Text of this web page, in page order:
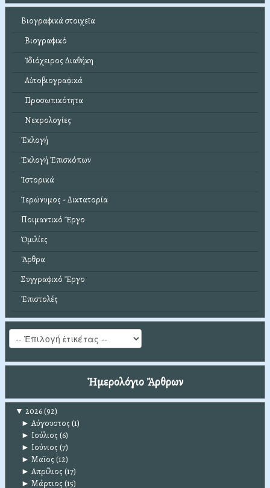
Βιογραφικά στοιχεῖα
Βιογραφικό
Ἰδιόχειρος Διαθήκη
Αὐτοβιογραφικά
Προσωπικότητα
Νεκρολογίες
Ἐκλογή
Ἐκλογή Ἐπισκόπων
Ἱστορικά
Ἱερώνυμος - Δικτατορία
Ποιμαντικό Ἔργο
Ὁμιλίες
Ἄρθρα
Συγγραφικό Ἔργο
Ἐπιστολές
Ἡμερολόγιο Ἄρθρων
▼ 2026(92)
► Αύγουστος (1)
► Ιούλιος (6)
► Ιούνιος (7)
► Μαϊος (12)
► Απρίλιος (17)
► Μάρτιος (15)